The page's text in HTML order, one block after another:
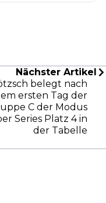
Nächster Artikel
belegt nach
ersten Tag der
C der Modus
Series Platz 4 in
der Tabelle